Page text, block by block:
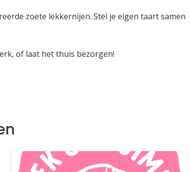
zoete lekkernijen. Stel je eigen taart samen
of laat het thuis bezorgen!